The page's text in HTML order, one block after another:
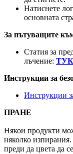
Натиснете
основната
За пътуващите
Статия за
лъчение: ТУК
Инструкции за
Инструкции
ПРАНЕ
Някои продукти
няколко
преди да цвета да